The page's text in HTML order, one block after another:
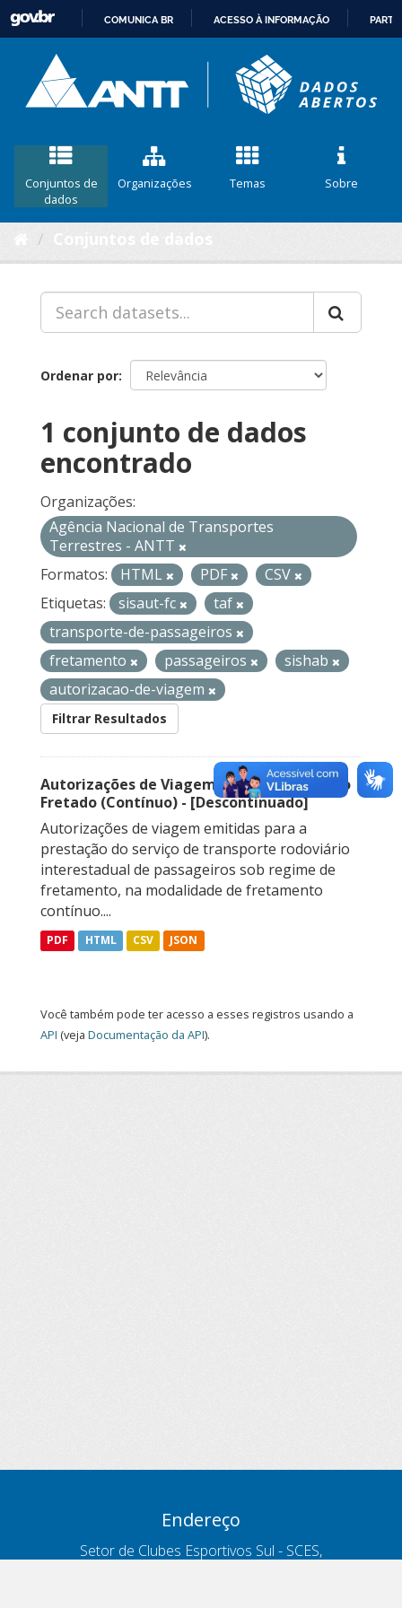
CONTEÚDO
COMUNICA BR ACESSO À INFORMAÇÃO
Conjuntos de
dados
Organizações Temas Sobre
Ordenar por
1 conjunto de dados
encontrado
Organizações:
Agência Nacional de Transportes
Terrestres - ANTT
Formatos:
HTML PDF
CSV
Etiquetas:
sisaut-fc
taf
transporte-de-passageiros
fretamento
passageiros
sishab
autorizacao-de-viagem
Filtrar Resultados
Autorizações de Viagem Nacional – Serviço
Fretado (Contínuo) - [Descontinuado]
Autorizações de viagem emitidas para a
prestação do serviço de transporte rodoviário
interestadual de passageiros sob regime de
fretamento, na modalidade de fretamento
contínuo....
PDF HTML CSV JSON
Você também pode ter acesso a esses registros usando a
API (veja Documentação da API).
Endereço
Setor de Clubes Esportivos Sul - SCES,